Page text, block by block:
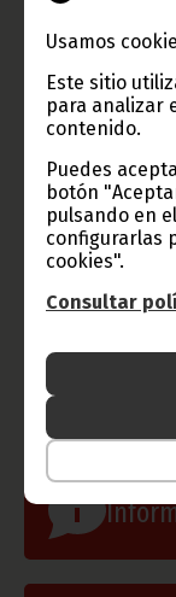
Usamos
Este sitio
para analizar
contenido.
Puedes
botón
pulsando en
configurarlas
cookies".
Consultar
han acordado
reanudar las
vigentes en la
Por último, el
Guinea Ecuatorial,
homólogo
Oficina de
Aviso: La
imágenes que lo
lugar, con la
(Oficina de